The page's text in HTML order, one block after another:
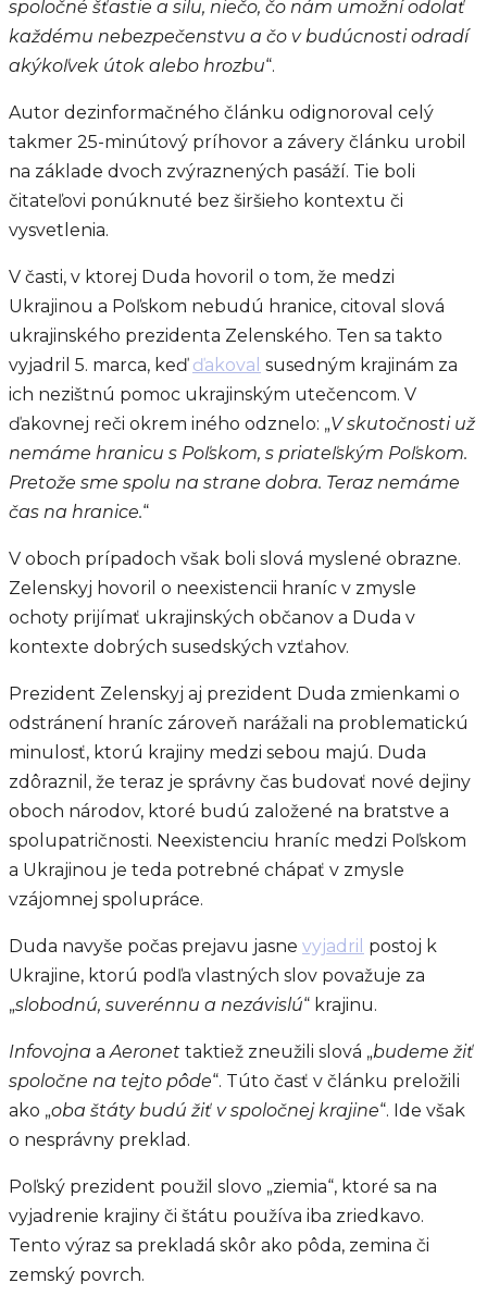
spoločné šťastie a silu, niečo, čo nám umožní odolať
každému nebezpečenstvu a čo v budúcnosti odradí
akýkoľvek útok alebo hrozbu“.
Autor dezinformačného článku odignoroval celý
takmer 25-minútový príhovor a závery článku urobil
na základe dvoch zvýraznených pasáží. Tie boli
čitateľovi ponúknuté bez širšieho kontextu či
vysvetlenia.
V časti, v ktorej Duda hovoril o tom, že medzi
Ukrajinou a Poľskom nebudú hranice, citoval slová
ukrajinského prezidenta Zelenského. Ten sa takto
vyjadril 5. marca, keď ďakoval susedným krajinám za
ich nezištnú pomoc ukrajinským utečencom. V
ďakovnej reči okrem iného odznelo: „V skutočnosti už
nemáme hranicu s Poľskom, s priateľským Poľskom.
Pretože sme spolu na strane dobra. Teraz nemáme
čas na hranice.“
V oboch prípadoch však boli slová myslené obrazne.
Zelenskyj hovoril o neexistencii hraníc v zmysle
ochoty prijímať ukrajinských občanov a Duda v
kontexte dobrých susedských vzťahov.
Prezident Zelenskyj aj prezident Duda zmienkami o
odstránení hraníc zároveň narážali na problematickú
minulosť, ktorú krajiny medzi sebou majú. Duda
zdôraznil, že teraz je správny čas budovať nové dejiny
oboch národov, ktoré budú založené na bratstve a
spolupatričnosti. Neexistenciu hraníc medzi Poľskom
a Ukrajinou je teda potrebné chápať v zmysle
vzájomnej spolupráce.
Duda navyše počas prejavu jasne vyjad ril postoj k
Ukrajine, ktorú podľa vlastných slov považuje za
„slobodnú, suverénnu a nezávislú“ krajinu.
Infovojna aAeronet taktiež zneužili slová „budeme žiť
spoločne na tejto pôde“. Túto časť v článku preložili
ako „oba štáty budú žiť v spoločnej krajine“. Ide však
o nesprávny preklad.
Poľský prezident použil slovo „ziemia“, ktoré sa na
vyjadrenie krajiny či štátu používa iba zriedkavo.
Tento výraz sa prekladá skôr ako pôda, zemina či
zemský povrch.